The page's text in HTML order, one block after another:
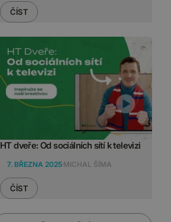
ČÍST
HT dveře: Od sociálních sítí k televizi
7. BŘEZNA 2025 MICHAL ŠÍMA
ČÍST